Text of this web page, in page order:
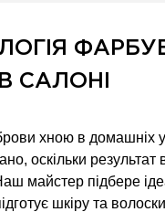
САЛОНІ
хною в домашніх
оскільки
майстер підбере
шкіру та